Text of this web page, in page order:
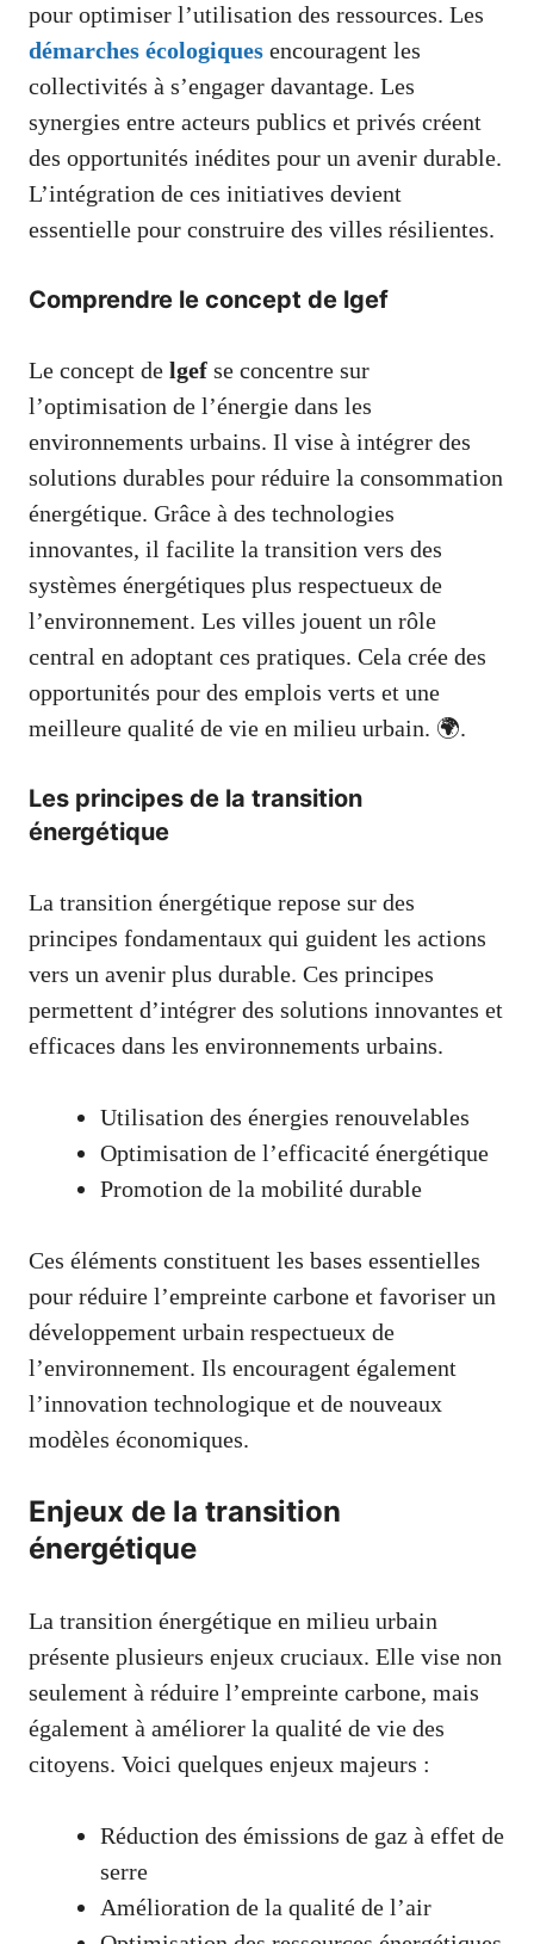
pour optimiser l’utilisation des ressources. Les
démarches écologiques encouragent les
collectivités à s’engager davantage. Les
synergies entre acteurs publics et privés créent
des opportunités inédites pour un avenir durable.
L’intégration de ces initiatives devient
essentielle pour construire des villes résilientes.
Comprendre le concept de lgef
Le concept de lgef se concentre sur
l’optimisation de l’énergie dans les
environnements urbains. Il vise à intégrer des
solutions durables pour réduire la consommation
énergétique. Grâce à des technologies
innovantes, il facilite la transition vers des
systèmes énergétiques plus respectueux de
l’environnement. Les villes jouent un rôle
central en adoptant ces pratiques. Cela crée des
opportunités pour des emplois verts et une
meilleure qualité de vie en milieu urbain. 🌍.
Les principes de la transition
énergétique
La transition énergétique repose sur des
principes fondamentaux qui guident les actions
vers un avenir plus durable. Ces principes
permettent d’intégrer des solutions innovantes et
efficaces dans les environnements urbains.
Utilisation des énergies renouvelables
Optimisation de l’efficacité énergétique
Promotion de la mobilité durable
Ces éléments constituent les bases essentielles
pour réduire l’empreinte carbone et favoriser un
développement urbain respectueux de
l’environnement. Ils encouragent également
l’innovation technologique et de nouveaux
modèles économiques.
Enjeux de la transition
énergétique
La transition énergétique en milieu urbain
présente plusieurs enjeux cruciaux. Elle vise non
seulement à réduire l’empreinte carbone, mais
également à améliorer la qualité de vie des
citoyens. Voici quelques enjeux majeurs :
Réduction des émissions de gaz à effet de
serre
Amélioration de la qualité de l’air